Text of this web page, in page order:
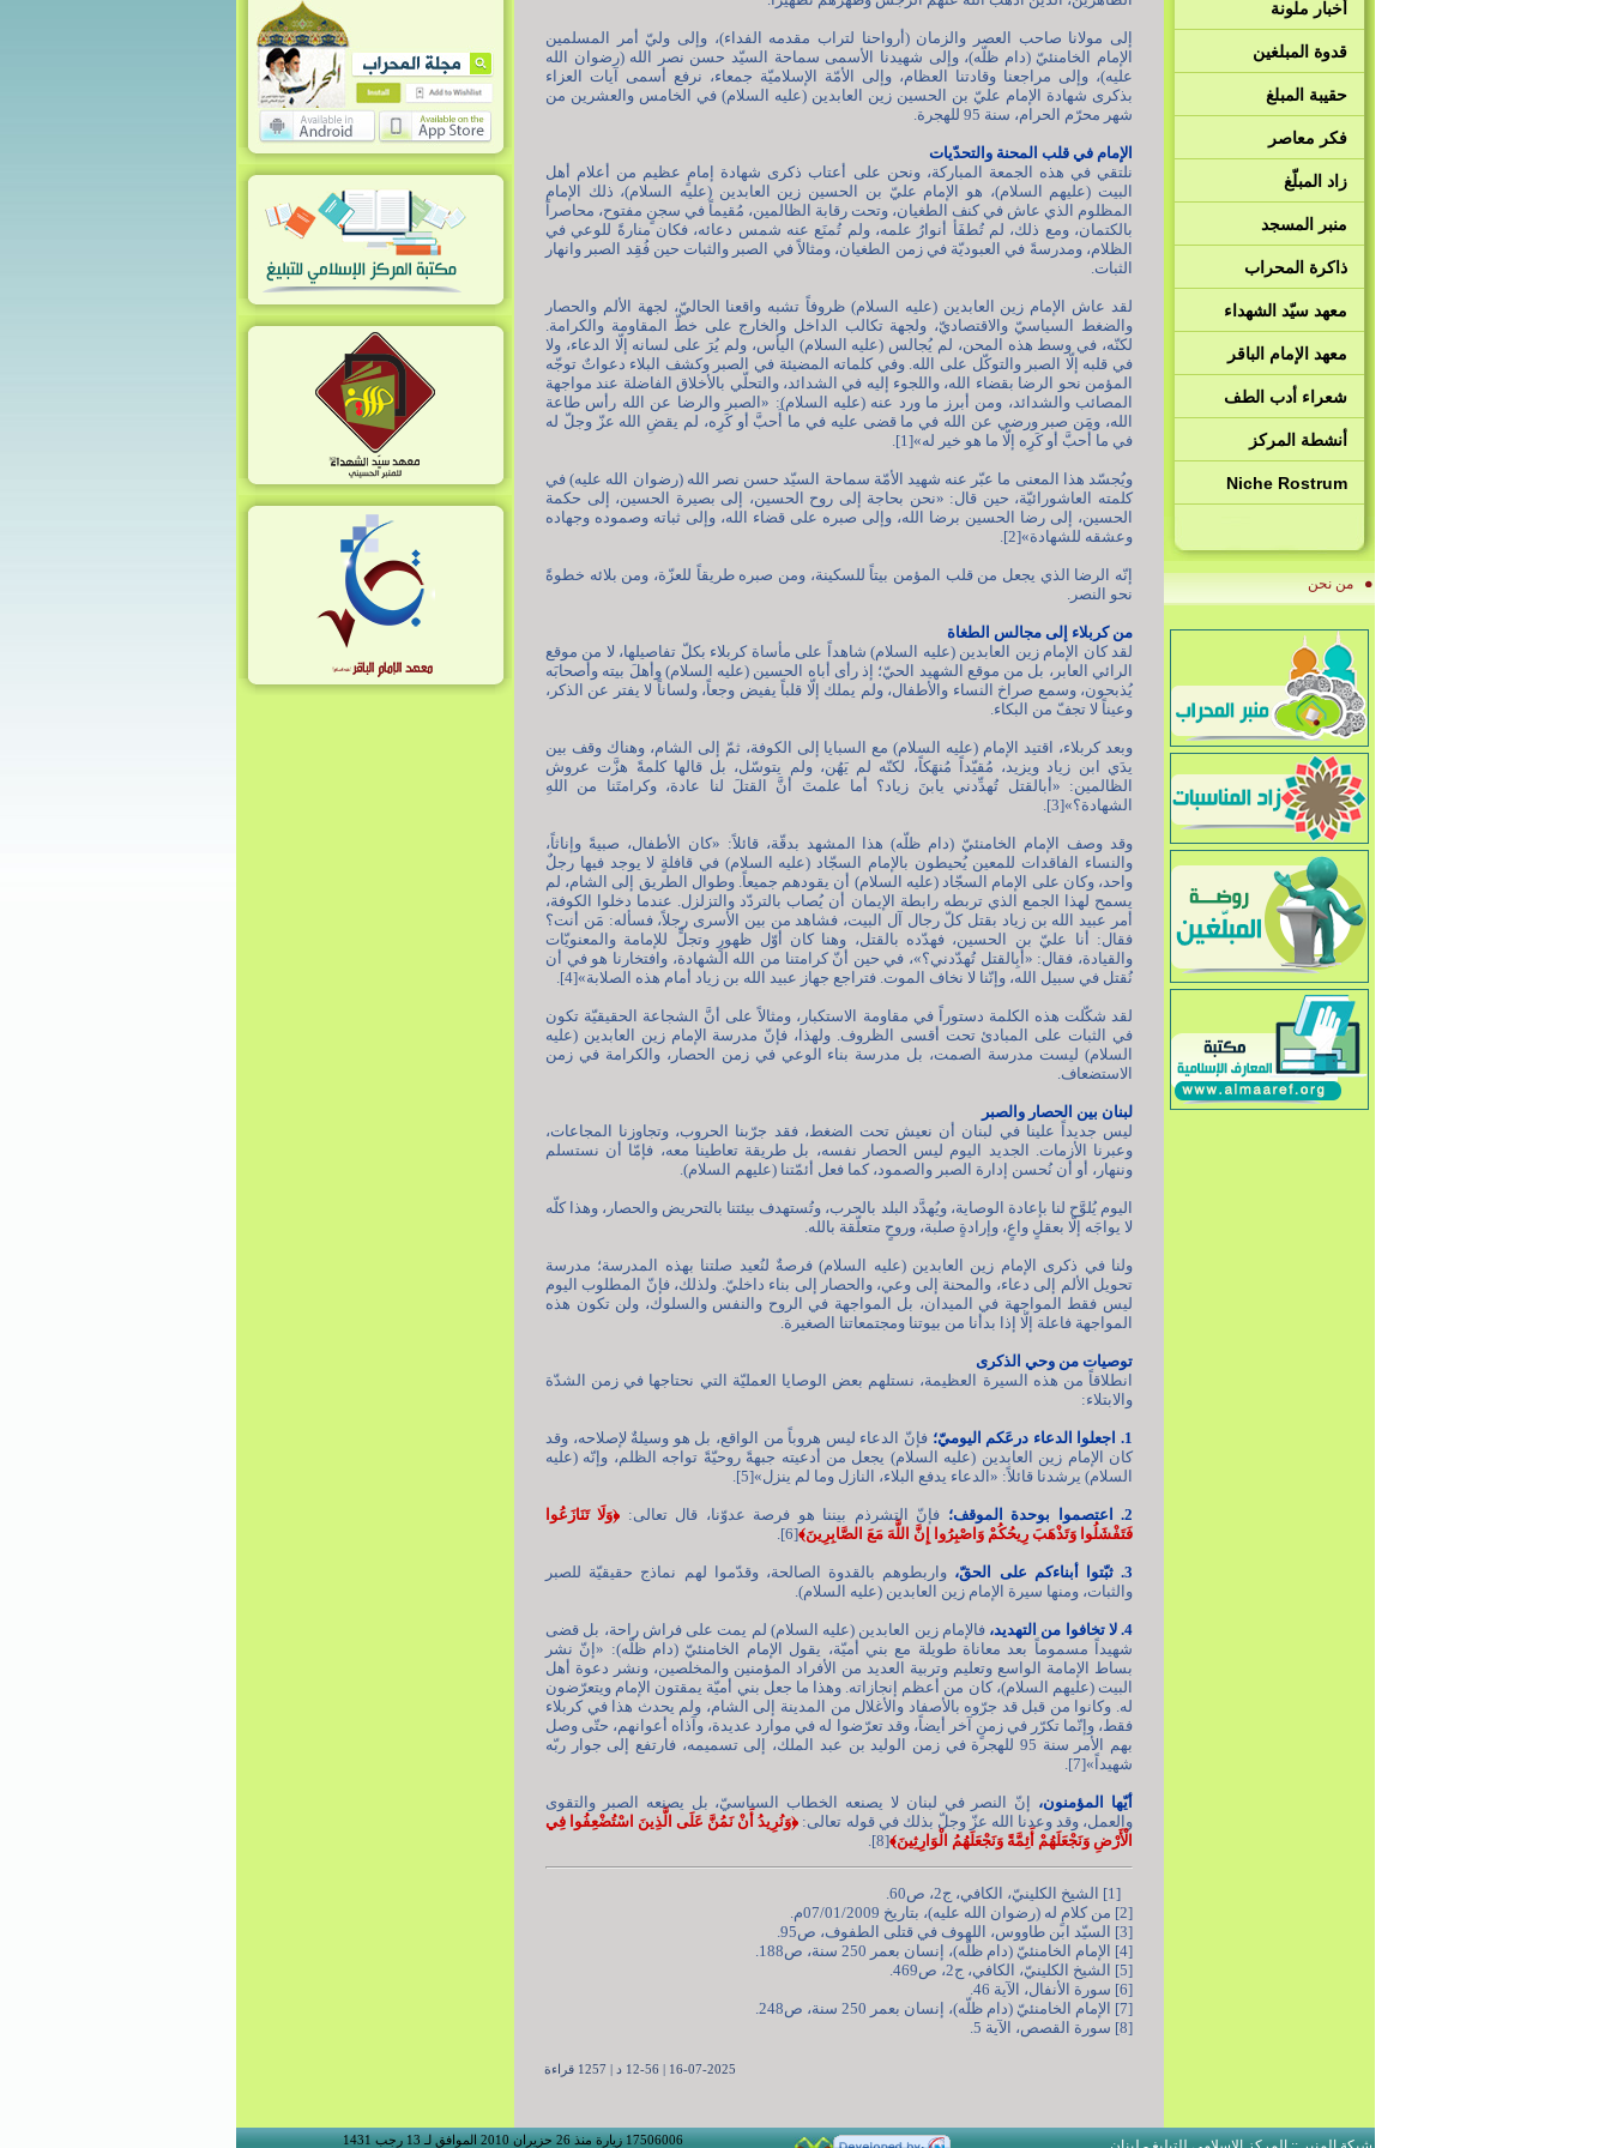
أخبار ملونة
قدوة المبلغين
حقيبة المبلغ
فكر معاصر
زاد المبلّغ
منبر المسجد
ذاكرة المحراب
معهد سيّد الشهداء
معهد الإمام الباقر
شعراء أدب الطف
أنشطة المركز
Niche Rostrum
من نحن
إلى مولانا صاحب العصر والزمان (أرواحنا لتراب مقدمه الفداء)، وإلى وليّ أمر المسلمين
الإمام الخامنئيّ (دام ظلّه)، وإلى شهيدنا الأسمى سماحة السيّد حسن نصر الله (رضوان الله
عليه)، وإلى مراجعنا وقادتنا العظام، وإلى الأمّة الإسلاميّة جمعاء، نرفع أسمى آيات العزاء
بذكرى شهادة الإمام عليّ بن الحسين زين العابدين (عليه السلام) في الخامس والعشرين من
شهر محرّم الحرام، سنة 95 للهجرة.
الإمام في قلب المحنة والتحدّيات
نلتقي في هذه الجمعة المباركة، ونحن على أعتاب ذكرى شهادة إمامٍ عظيم من أعلام أهل
البيت (عليهم السلام)، هو الإمام عليّ بن الحسين زين العابدين (عليه السلام)، ذلك الإمام
المظلوم الذي عاش في كنف الطغيان، وتحت رقابة الظالمين، مُقيماً في سجنٍ مفتوح، محاصراً
بالكتمان، ومع ذلك، لم تُطفَأ أنوارُ علمه، ولم تُمنَع عنه شمس دعائه، فكان منارةً للوعي في
الظلام، ومدرسةً في العبوديّة في زمن الطغيان، ومثالاً في الصبر والثبات حين فُقِد الصبر وانهار
الثبات.
لقد عاش الإمام زين العابدين (عليه السلام) ظروفاً تشبه واقعنا الحاليّ، لجهة الألم والحصار
والضغط السياسيّ والاقتصاديّ، ولجهة تكالب الداخل والخارج على خطّ المقاومة والكرامة.
لكنّه، في وسط هذه المحن، لم يُجالس (عليه السلام) اليأس، ولم يُرَ على لسانه إلّا الدعاء، ولا
في قلبه إلّا الصبر والتوكّل على الله. وفي كلماته المضيئة في الصبر وكشف البلاء دعواتٌ توجّه
المؤمن نحو الرضا بقضاء الله، واللجوء إليه في الشدائد، والتحلّي بالأخلاق الفاضلة عند مواجهة
المصائب والشدائد، ومن أبرز ما ورد عنه (عليه السلام): «الصبر والرضا عن الله رأس طاعة
الله، ومَن صبر ورضي عن الله في ما قضى عليه في ما أَحبَّ أو كَرِه، لم يقضِ الله عزّ وجلّ له
في ما أَحبَّ أو كَرِه إلّا ما هو خير له»[1].
ويُجسّد هذا المعنى ما عبّر عنه شهيد الأمّة سماحة السيّد حسن نصر الله (رضوان الله عليه) في
كلمته العاشورائيّة، حين قال: «نحن بحاجة إلى روح الحسين، إلى بصيرة الحسين، إلى حكمة
الحسين، إلى رضا الحسين برضا الله، وإلى صبره على قضاء الله، وإلى ثباته وصموده وجهاده
وعشقه للشهادة»[2].
إنّه الرضا الذي يجعل من قلب المؤمن بيتاً للسكينة، ومن صبره طريقاً للعزّة، ومن بلائه خطوةً
نحو النصر.
من كربلاء إلى مجالس الطغاة
لقد كان الإمام زين العابدين (عليه السلام) شاهداً على مأساة كربلاء بكلّ تفاصيلها، لا من موقع
الرائي العابر، بل من موقع الشهيد الحيّ؛ إذ رأى أباه الحسين (عليه السلام) وأهلَ بيته وأصحابَه
يُذبحون، وسمع صراخ النساء والأطفال، ولم يملك إلّا قلباً يفيض وجعاً، ولساناً لا يفتر عن الذكر،
وعيناً لا تجفّ من البكاء.
وبعد كربلاء، اقتيد الإمام (عليه السلام) مع السبايا إلى الكوفة، ثمّ إلى الشام، وهناك وقف بين
يدَي ابن زياد ويزيد، مُقيّداً مُنهَكاً، لكنّه لم يَهُن، ولم يتوسّل، بل قالها كلمةً هزَّت عروش
الظالمين: «أبالقتل تُهدِّدني يابنَ زياد؟ أما علمتَ أنَّ القتلَ لنا عادة، وكرامتَنا من اللهِ
الشهادة؟»[3].
وقد وصف الإمام الخامنئيّ (دام ظلّه) هذا المشهد بدقّة، قائلاً: «كان الأطفال، صبيةً وإناثاً،
والنساء الفاقدات للمعين يُحيطون بالإمام السجّاد (عليه السلام) في قافلةٍ لا يوجد فيها رجلٌ
واحد، وكان على الإمام السجّاد (عليه السلام) أن يقودهم جميعاً. وطوال الطريق إلى الشام، لم
يسمح لهذا الجمع الذي تربطه رابطة الإيمان أن يُصاب بالتردّد والتزلزل. عندما دخلوا الكوفة،
أمر عبيد الله بن زياد بقتل كلّ رجال آل البيت، فشاهد من بين الأسرى رجلاً، فسأله: مَن أنت؟
فقال: أنا عليّ بن الحسين، فهدّده بالقتل، وهنا كان أوّل ظهورٍ وتجلٍّ للإمامة والمعنويّات
والقيادة، فقال: «أبِالقتل تُهدّدني؟»، في حين أنّ كرامتنا من الله الشهادة، وافتخارنا هو في أن
نُقتل في سبيل الله، وإنّنا لا نخاف الموت. فتراجع جهاز عبيد الله بن زياد أمام هذه الصلابة»[4].
لقد شكّلت هذه الكلمة دستوراً في مقاومة الاستكبار، ومثالاً على أنَّ الشجاعة الحقيقيّة تكون
في الثبات على المبادئ تحت أقسى الظروف. ولهذا، فإنّ مدرسة الإمام زين العابدين (عليه
السلام) ليست مدرسة الصمت، بل مدرسة بناء الوعي في زمن الحصار، والكرامة في زمن
الاستضعاف.
لبنان بين الحصار والصبر
ليس جديداً علينا في لبنان أن نعيش تحت الضغط، فقد جرّبنا الحروب، وتجاوزنا المجاعات،
وعبرنا الأزمات. الجديد اليوم ليس الحصار نفسه، بل طريقة تعاطينا معه، فإمّا أن نستسلم
وننهار، أو أن نُحسن إدارة الصبر والصمود، كما فعل أئمّتنا (عليهم السلام).
اليوم يُلوَّح لنا بإعادة الوصاية، ويُهدَّد البلد بالحرب، وتُستهدف بيئتنا بالتحريض والحصار، وهذا كلّه
لا يواجَه إلّا بعقلٍ واعٍ، وإرادةٍ صلبة، وروحٍ متعلّقة بالله.
ولنا في ذكرى الإمام زين العابدين (عليه السلام) فرصةٌ لنُعيد صلتنا بهذه المدرسة؛ مدرسة
تحويل الألم إلى دعاء، والمحنة إلى وعي، والحصار إلى بناء داخليّ. ولذلك، فإنّ المطلوب اليوم
ليس فقط المواجهة في الميدان، بل المواجهة في الروح والنفس والسلوك، ولن تكون هذه
المواجهة فاعلة إلّا إذا بدأنا من بيوتنا ومجتمعاتنا الصغيرة.
توصيات من وحي الذكرى
انطلاقاً من هذه السيرة العظيمة، نستلهم بعض الوصايا العمليّة التي نحتاجها في زمن الشدّة
والابتلاء:
1. اجعلوا الدعاء درعَكم اليوميّ؛
فإنّ الدعاء ليس هروباً من الواقع، بل هو وسيلةٌ لإصلاحه، وقد
كان الإمام زين العابدين (عليه السلام) يجعل من أدعيته جبهةً روحيّةً تواجه الظلم، وإنّه (عليه
السلام) يرشدنا قائلاً: «الدعاء يدفع البلاء، النازل وما لم ينزل»[5].
2. اعتصموا بوحدة الموقف؛ فإنّ التشرذم بيننا هو فرصة عدوّنا، قال تعالى: ﴿وَلَا تَنَازَعُوا
فَتَفْشَلُوا وَتَذْهَبَ رِيحُكُمْ وَاصْبِرُوا إِنَّ اللَّهَ مَعَ الصَّابِرِينَ﴾[6].
3. ثبّتوا أبناءكم على الحقّ،
واربطوهم بالقدوة الصالحة، وقدّموا لهم نماذج حقيقيّة للصبر
والثبات، ومنها سيرة الإمام زين العابدين (عليه السلام).
4. لا تخافوا من التهديد،
فالإمام زين العابدين (عليه السلام) لم يمت على فراش راحة، بل قضى
شهيداً مسموماً بعد معاناة طويلة مع بني أميّة، يقول الإمام الخامنئيّ (دام ظلّه): «إنّ نشر
بساط الإمامة الواسع وتعليم وتربية العديد من الأفراد المؤمنين والمخلصين، ونشر دعوة أهل
البيت (عليهم السلام)، كان من أعظم إنجازاته. وهذا ما جعل بني أميّة يمقتون الإمام ويتعرّضون
له. وكانوا من قبل قد جرّوه بالأصفاد والأغلال من المدينة إلى الشام، ولم يحدث هذا في كربلاء
فقط، وإنّما تكرّر في زمنٍ آخر أيضاً، وقد تعرّضوا له في موارد عديدة، وآذاه أعوانهم، حتّى وصل
بهم الأمر سنة 95 للهجرة في زمن الوليد بن عبد الملك، إلى تسميمه، فارتفع إلى جوار ربّه
شهيداً»[7].
أيّها المؤمنون، إنّ النصر في لبنان لا يصنعه الخطاب السياسيّ، بل يصنعه الصبر والتقوى
والعمل، وقد وعدنا الله عزّ وجلّ بذلك في قوله تعالى: ﴿وَنُرِيدُ أَنْ نَمُنَّ عَلَى الَّذِينَ اسْتُضْعِفُوا فِي
الْأَرْضِ وَنَجْعَلَهُمْ أَئِمَّةً وَنَجْعَلَهُمُ الْوَارِثِينَ﴾[8].
[1] الشيخ الكلينيّ، الكافي، ج2، ص60.
[2] من كلامٍ له (رضوان الله عليه)، بتاريخ 07/01/2009م.
[3] السيّد ابن طاووس، اللهوف في قتلى الطفوف، ص95.
[4] الإمام الخامنئيّ (دام ظلّه)، إنسان بعمر 250 سنة، ص188.
[5] الشيخ الكلينيّ، الكافي، ج2، ص469.
[6] سورة الأنفال، الآية 46.
[7] الإمام الخامنئيّ (دام ظلّه)، إنسان بعمر 250 سنة، ص248.
[8] سورة القصص، الآية 5.
16-07-2025 | 12-56 د | 1257 قراءة
17506006 زيارة منذ 26 حزيران 2010 الموافق لـ 13 رجب 1431